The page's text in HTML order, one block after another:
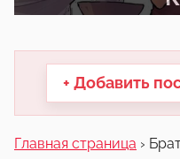
другие.
+ Добавить
Главная страница ›